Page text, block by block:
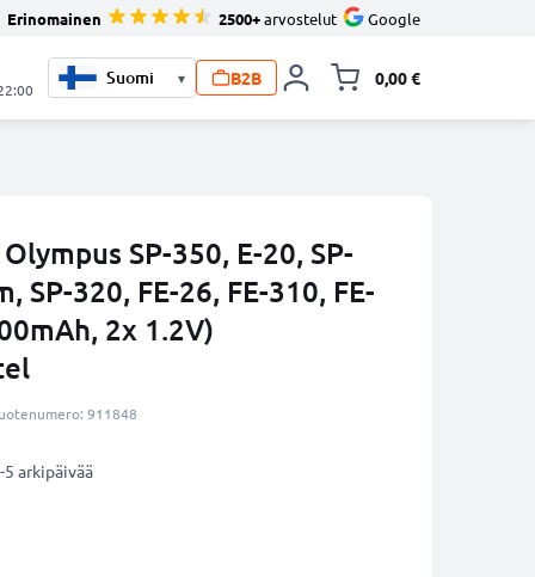
Erinomainen 2500+arvostelut Google
▾ B2B 0,00 €
SP-350, E-20, SP-
SP-320, FE-26, FE-310, FE-
2x 1.2V)
911848
arkipäivää